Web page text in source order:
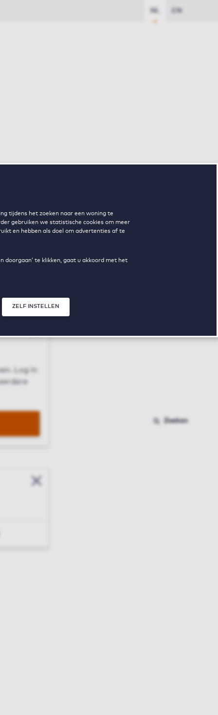
tijdens het zoeken naar een woning te
gebruiken we statistische cookies om meer
en hebben als doel om advertenties af te
doorgaan’ te klikken, gaat u akkoord met het
ZELF INSTELLEN
NL EN
Log in
Sluit modal
Zoeken